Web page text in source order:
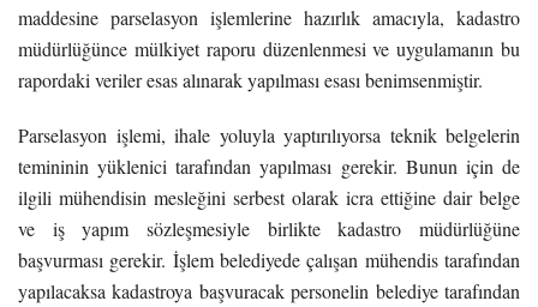
maddesine parselasyon işlemlerine hazırlık amacıyla, kadastro
müdürlüğünce mülkiyet raporu düzenlenmesi ve uygulamanın bu
rapordaki veriler esas alınarak yapılması esası benimsenmiştir.
Parselasyon işlemi, ihale yoluyla yaptırılıyorsa teknik belgelerin
temininin yüklenici tarafından yapılması gerekir. Bunun için de
ilgili mühendisin mesleğini serbest olarak icra ettiğine dair belge
ve iş yapım sözleşmesiyle birlikte kadastro müdürlüğüne
başvurması gerekir. İşlem belediyede çalışan mühendis tarafından
yapılacaksa kadastroya başvuracak personelin belediye tarafından